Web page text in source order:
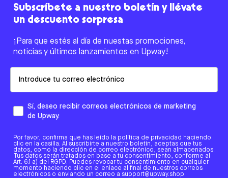
Subscríbete a nuestro boletín y llévate
un descuento sorpresa
¡Para que estés al día de nuestas promociones,
noticias y últimos lanzamientos en Upway!
Sí, deseo recibir correos electrónicos de marketing
de Upway.
Por favor, confirma que has leído la política de privacidad haciendo
clic en la casilla. Al suscribirte a nuestro boletín, aceptas que tus
datos, como la dirección de correo electrónico, sean almacenados.
Tus datos serán tratados en base a tu consentimiento, conforme al
Art. 6.1 a) del RGPD. Puedes revocar tu consentimiento en cualquier
momento haciendo clic en el enlace al final de nuestros correos
electrónicos o enviando un correo a support@upway.shop.